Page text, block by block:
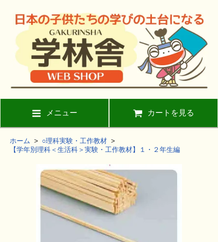
メニュー カートを見る
ホーム > ○理科実験・工作教材 >
【学年別理科＜生活科＞実験・工作教材】１・２年生編